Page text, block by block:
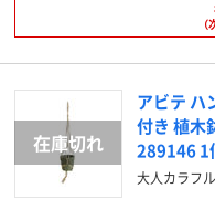
アビテ ハ
付き 植木
289146 1
大人カラフ